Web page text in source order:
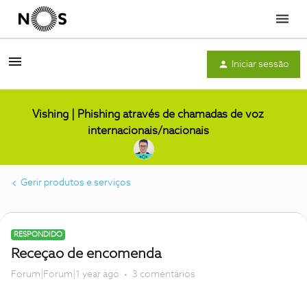
Menu
Iniciar sessão
Vishing | Phishing através de chamadas de voz
internacionais/nacionais
Gerir produtos e serviços
RESPONDIDO
Receçao de encomenda
Forum|Forum|1 year ago 3 comentários